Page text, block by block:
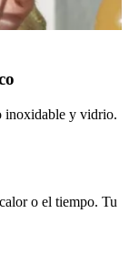
inoxidable y vidrio.
o el tiempo. Tu